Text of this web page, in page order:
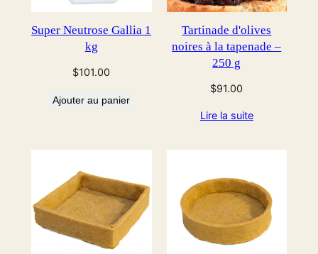
Super Neutrose Gallia 1
kg
$101.00
Ajouter au panier
Tartinade d'olives
noires à la tapenade –
250 g
$91.00
Lire la suite